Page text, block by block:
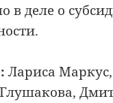
в деле о
Лариса Маркус,